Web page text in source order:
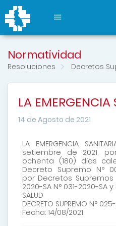
Normatividad
Resoluciones Decretos
LA
14 de Agosto de 2021
LA EMERGENCIA
setiembre de 2021,
ochenta (180) días
Decreto Supremo N°
por Decretos Supremos
2020-SA N° 031-2020-SA y
SALUD
DECRETO SUPREMO N°
Fecha: 14/08/2021.